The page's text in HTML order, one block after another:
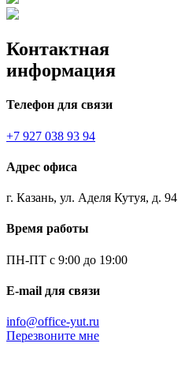
Контактная
информация
Телефон для связи
+7 927 038 93 94
Адрес офиса
г. Казань, ул. Аделя Кутуя, д. 94
Время работы
ПН-ПТ с 9:00 до 19:00
E-mail для связи
info@office-yut.ru
Перезвоните мне